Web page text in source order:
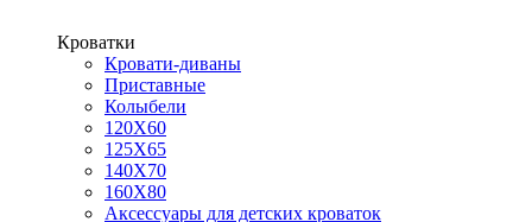
Кроватки
Кровати-диваны
Приставные
Колыбели
120Х60
125X65
140Х70
160Х80
Аксессуары для детских кроваток